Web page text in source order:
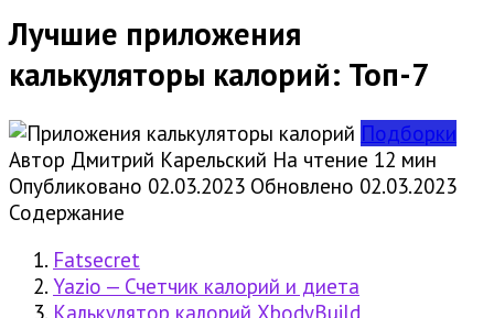
Лучшие приложения
калькуляторы калорий: Топ-7
Подборки
Автор Дмитрий Карельский На чтение 12 мин
Опубликовано 02.03.2023 Обновлено 02.03.2023
Содержание
Fatsecret
Yazio — Счетчик калорий и диета